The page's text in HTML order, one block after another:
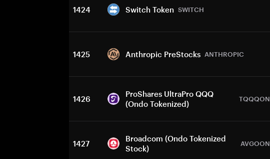
1424 Switch Token SWITCH
1425 Anthropic PreStocks ANTHROPIC
1426
ProShares UltraPro QQQ
(Ondo Tokenized)
TQQQON
1427
Broadcom (Ondo Tokenized
Stock)
AVGOON